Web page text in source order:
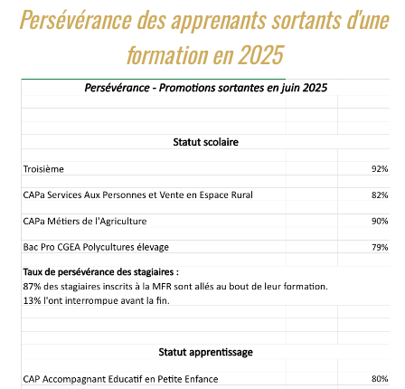
Persévérance des apprenants sortants d'une
formation en 2025